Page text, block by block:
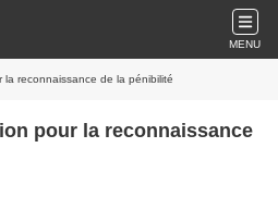
MENU
reconnaissance de la pénibilité
pour la reconnaissance